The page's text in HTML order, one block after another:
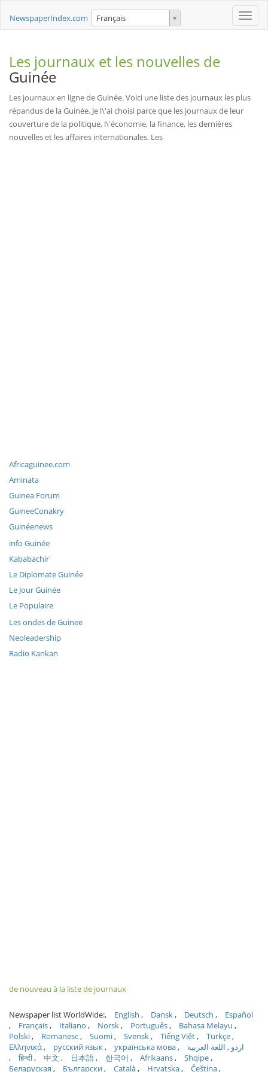
Toggle
NewspaperIndex.com Français
Les journaux et les nouvelles de
Guinée
Les journaux en ligne de Guinée. Voici une liste des journaux les plus
répandus de la Guinée. Je l\'ai choisi parce que les journaux de leur
couverture de la politique, l\'économie, la finance, les dernières
nouvelles et les affaires internationales. Les
Africaguinee.com
Aminata
Guinea Forum
GuineeConakry
Guinéenews
info Guinée
Kababachir
Le Diplomate Guinée
Le Jour Guinée
Le Populaire
Les ondes de Guinee
Neoleadership
Radio Kankan
de nouveau à la liste de journaux
Newspaper list WorldWide: English Dansk Deutsch
Español
Français
Italiano Norsk Português
Bahasa Melayu
Polski
Romanesc Suomi Svensk Tiếng Việt
Türkçe
Ελληνικά
русский язык українська мова اردو
اللغة العربية
हिन्दी
中文 日本語 한국어 Afrikaans
Shqipe
Беларуская
Български Català Hrvatska Čeština